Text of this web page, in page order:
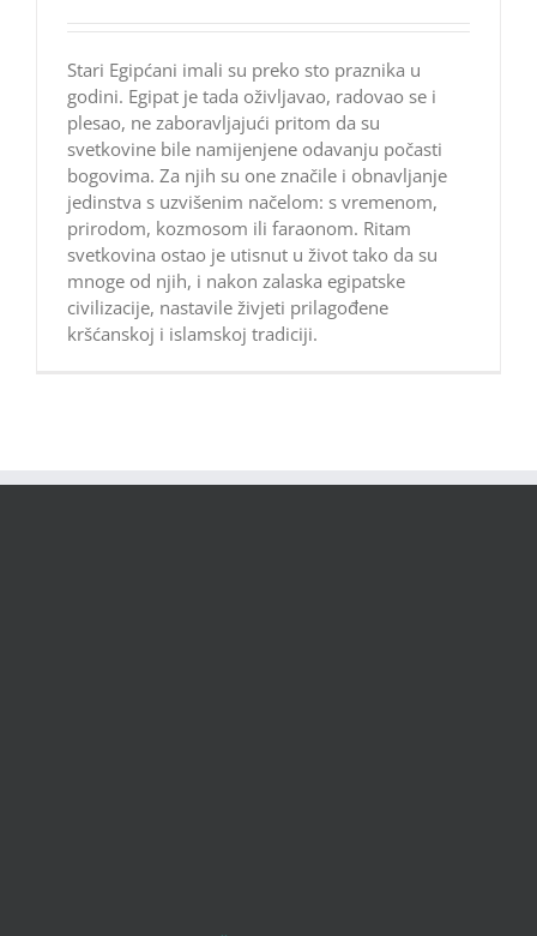
Stari Egipćani imali su preko sto praznika u
godini. Egipat je tada oživljavao, radovao se i
plesao, ne zaboravljajući pritom da su
svetkovine bile namijenjene odavanju počasti
bogovima. Za njih su one značile i obnavljanje
jedinstva s uzvišenim načelom: s vremenom,
prirodom, kozmosom ili faraonom. Ritam
svetkovina ostao je utisnut u život tako da su
mnoge od njih, i nakon zalaska egipatske
civilizacije, nastavile živjeti prilagođene
kršćanskoj i islamskoj tradiciji.